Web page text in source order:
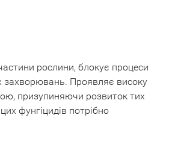
рослини, блокує процеси
захворювань. Проявляє високу
призупиняючи розвиток тих
фунгіцидів потрібно